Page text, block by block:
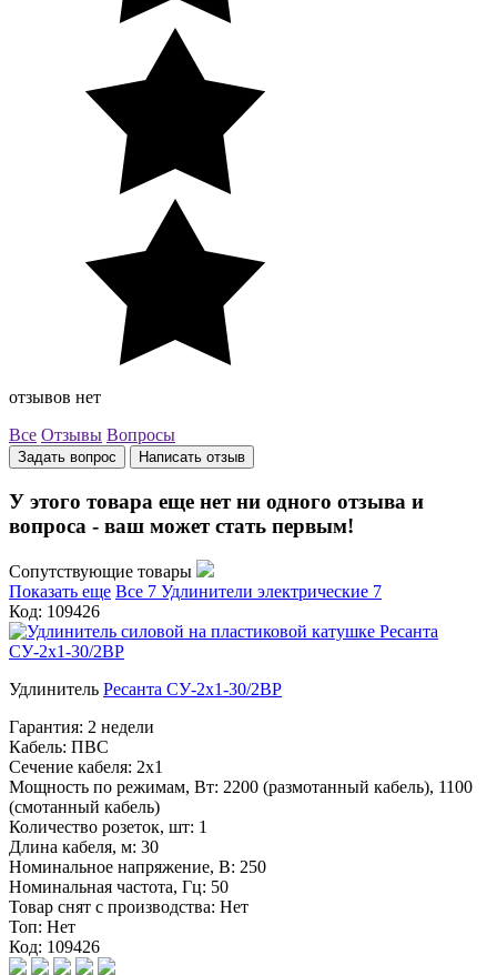
отзывов нет
Все Отзывы Вопросы
Задать вопрос Написать отзыв
У этого товара еще нет ни одного отзыва и
вопроса - ваш может стать первым!
Сопутствующие товары
Показать еще Все 7 Удлинители электрические 7
Код: 109426
Удлинитель Ресанта СУ-2х1-30/2ВР
Гарантия: 2 недели
Кабель: ПВС
Сечение кабеля: 2х1
Мощность по режимам, Вт: 2200 (размотанный кабель), 1100
(смотанный кабель)
Количество розеток, шт: 1
Длина кабеля, м: 30
Номинальное напряжение, В: 250
Номинальная частота, Гц: 50
Товар снят с производства: Нет
Топ: Нет
Код: 109426